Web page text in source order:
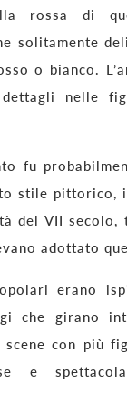
rossa di
solitamente
o bianco.
dettagli nelle
fu
stile pittorico,
del VII
adottato
erano
che girano
scene con più
e